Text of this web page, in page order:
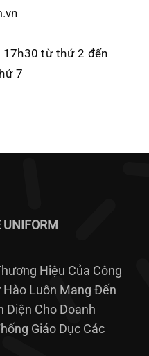
từ thứ 2 đến
7
Hiệu Của Công
Hào Luôn Mang Đến
Diện Cho Doanh
Giáo Dục Các